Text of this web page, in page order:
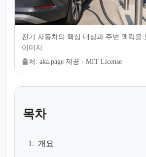
전기 자동차의 핵심 대상과 주변 맥락을
이미지
출처: aka.page 제공 · MIT License
목차
1. 개요